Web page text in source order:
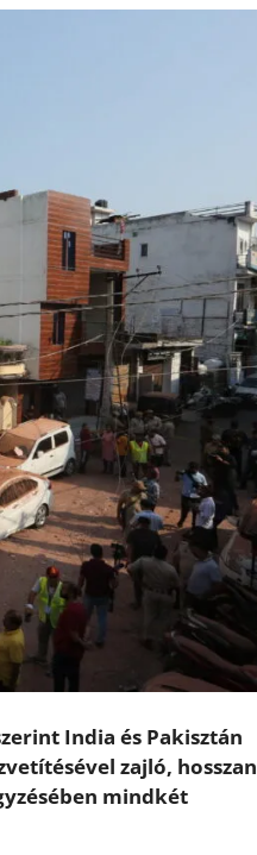
India és Pakisztán
zajló, hosszan
mindkét